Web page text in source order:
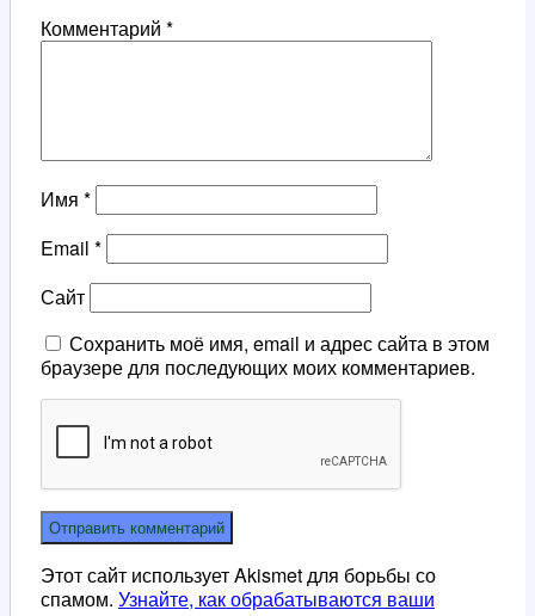
Комментарий *
Имя *
Email *
Сайт
Сохранить моё имя, email и адрес сайта в этом
браузере для последующих моих комментариев.
Этот сайт использует Akismet для борьбы со
спамом. Узнайте, как обрабатываются ваши